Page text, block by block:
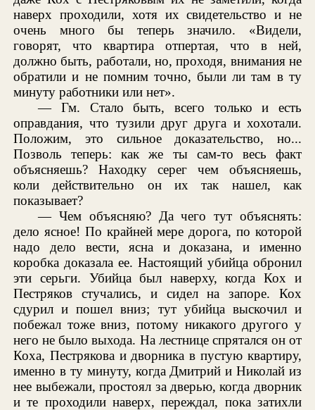
наверх проходили, хотя их свидетельство и не
очень много бы теперь значило. «Видели,
говорят, что квартира отпертая, что в ней,
должно быть, работали, но, проходя, внимания не
обратили и не помним точно, были ли там в ту
минуту работники или нет».
— Гм. Стало быть, всего только и есть
оправдания, что тузили друг друга и хохотали.
Положим, это сильное доказательство, но...
Позволь теперь: как же ты сам-то весь факт
объясняешь? Находку серег чем объясняешь,
коли действительно он их так нашел, как
показывает?
— Чем объясняю? Да чего тут объяснять:
дело ясное! По крайней мере дорога, по которой
надо дело вести, ясна и доказана, и именно
коробка доказала ее. Настоящий убийца обронил
эти серьги. Убийца был наверху, когда Кох и
Пестряков стучались, и сидел на запоре. Кох
сдурил и пошел вниз; тут убийца выскочил и
побежал тоже вниз, потому никакого другого у
него не было выхода. На лестнице спрятался он от
Коха, Пестрякова и дворника в пустую квартиру,
именно в ту минуту, когда Дмитрий и Николай из
нее выбежали, простоял за дверью, когда дворник
и те проходили наверх, переждал, пока затихли